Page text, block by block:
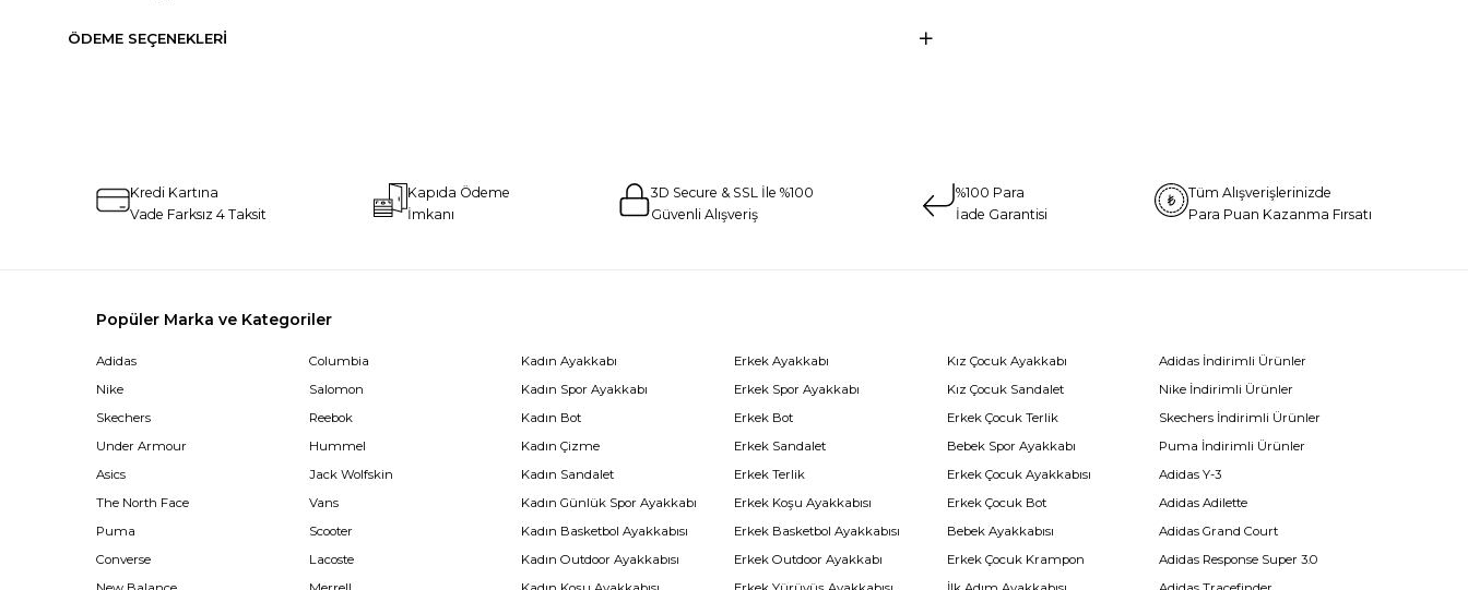
ÖDEME SEÇENEKLERI
Kredi Kartına
Vade Farksız 4 Taksit
Kapıda Ödeme
İmkanı
3D Secure & SSL İle %100
Güvenli Alışveriş
%100 Para
İade Garantisi
Tüm Alışverişlerinizde
Para Puan Kazanma Fırsatı
Popüler Marka ve Kategoriler
Adidas
Nike
Skechers
Under Armour
Asics
The North Face
Puma
Converse
Columbia
Salomon
Reebok
Hummel
Jack Wolfskin
Vans
Scooter
Lacoste
Kadın Ayakkabı
Kadın Spor Ayakkabı
Kadın Bot
Kadın Çizme
Kadın Sandalet
Kadın Günlük Spor Ayakkabı
Kadın Basketbol Ayakkabısı
Kadın Outdoor Ayakkabısı
Erkek Ayakkabı
Erkek Spor Ayakkabı
Erkek Bot
Erkek Sandalet
Erkek Terlik
Erkek Koşu Ayakkabısı
Erkek Basketbol Ayakkabısı
Erkek Outdoor Ayakkabı
Kız Çocuk Ayakkabı
Kız Çocuk Sandalet
Erkek Çocuk Terlik
Bebek Spor Ayakkabı
Erkek Çocuk Ayakkabısı
Erkek Çocuk Bot
Bebek Ayakkabısı
Erkek Çocuk Krampon
Adidas İndirimli Ürünler
Nike İndirimli Ürünler
Skechers İndirimli Ürünler
Puma İndirimli Ürünler
Adidas Y-3
Adidas Adilette
Adidas Grand Court
Adidas Response Super 3.0